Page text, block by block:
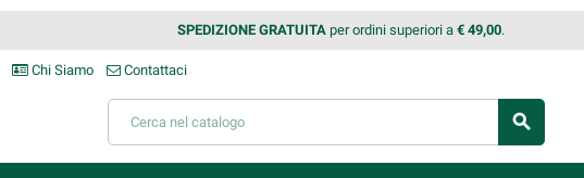
SPEDIZIONE GRATUITAper ordini superiori a € 49,00.
Chi Siamo Contattaci
search